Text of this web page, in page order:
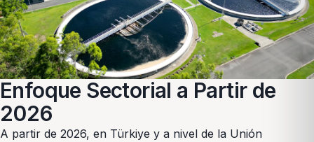
Enfoque Sectorial a Partir de
2026
A partir de 2026, en Türkiye y a nivel de la Unión